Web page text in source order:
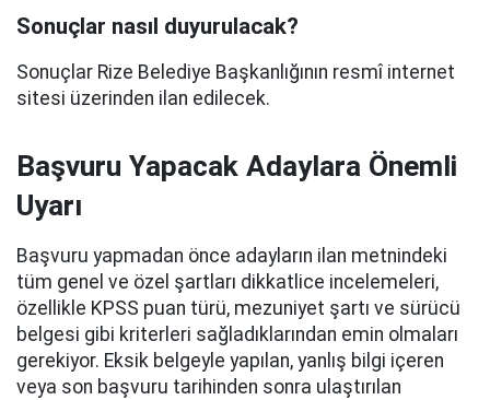
Sonuçlar nasıl duyurulacak?
Sonuçlar Rize Belediye Başkanlığının resmî internet
sitesi üzerinden ilan edilecek.
Başvuru Yapacak Adaylara Önemli
Uyarı
Başvuru yapmadan önce adayların ilan metnindeki
tüm genel ve özel şartları dikkatlice incelemeleri,
özellikle KPSS puan türü, mezuniyet şartı ve sürücü
belgesi gibi kriterleri sağladıklarından emin olmaları
gerekiyor. Eksik belgeyle yapılan, yanlış bilgi içeren
veya son başvuru tarihinden sonra ulaştırılan